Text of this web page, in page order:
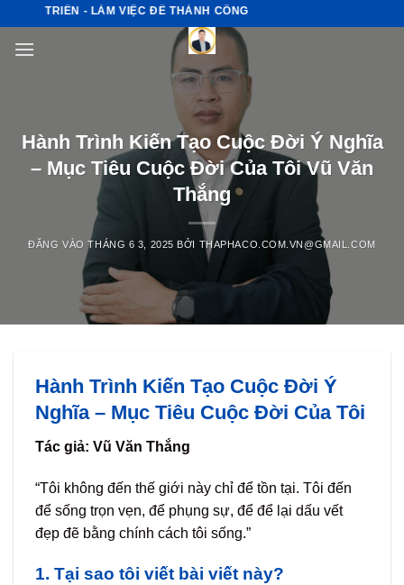
nội
- LÀM VIỆC ĐỂ THÀNH CÔNG
Hành Trình Kiến Tạo Cuộc Đời Ý Nghĩa
– Mục Tiêu Cuộc Đời Của Tôi Vũ Văn
Thắng
ĐĂNG VÀOTHÁNG 6 3, 2025 BỞI THAPHACO.COM.VN@GMAIL.COM
Hành Trình Kiến Tạo Cuộc Đời Ý
Nghĩa – Mục Tiêu Cuộc Đời Của Tôi
Tác giả: Vũ Văn Thắng
“Tôi không đến thế giới này chỉ để tồn tại. Tôi đến
để sống trọn vẹn, để phụng sự, để để lại dấu vết
đẹp đẽ bằng chính cách tôi sống.”
1. Tại sao tôi viết bài viết này?